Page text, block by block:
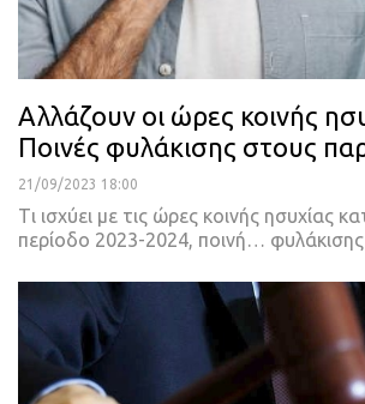
Αλλάζουν οι ώρες κοινής
Ποινές φυλάκισης στους
21/09/2023 18:00
Tι ισχύει με τις ώρες κοινής ησυχίας
περίοδο 2023-2024, ποινή…